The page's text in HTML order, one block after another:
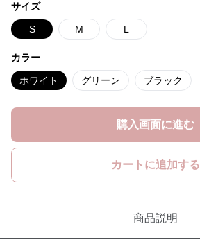
サイズ
S M L
カラー
ホワイト グリーン ブラック
購入画面に進む
カートに追加する
商品説明